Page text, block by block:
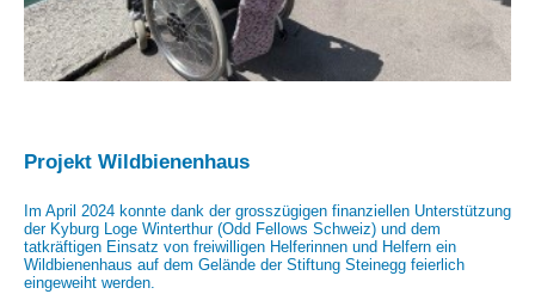
Projekt Wildbienenhaus
Im April 2024 konnte dank der grosszügigen finanziellen Unterstützung
der Kyburg Loge Winterthur (Odd Fellows Schweiz) und dem
tatkräftigen Einsatz von freiwilligen Helferinnen und Helfern ein
Wildbienenhaus auf dem Gelände der Stiftung Steinegg feierlich
eingeweiht werden.